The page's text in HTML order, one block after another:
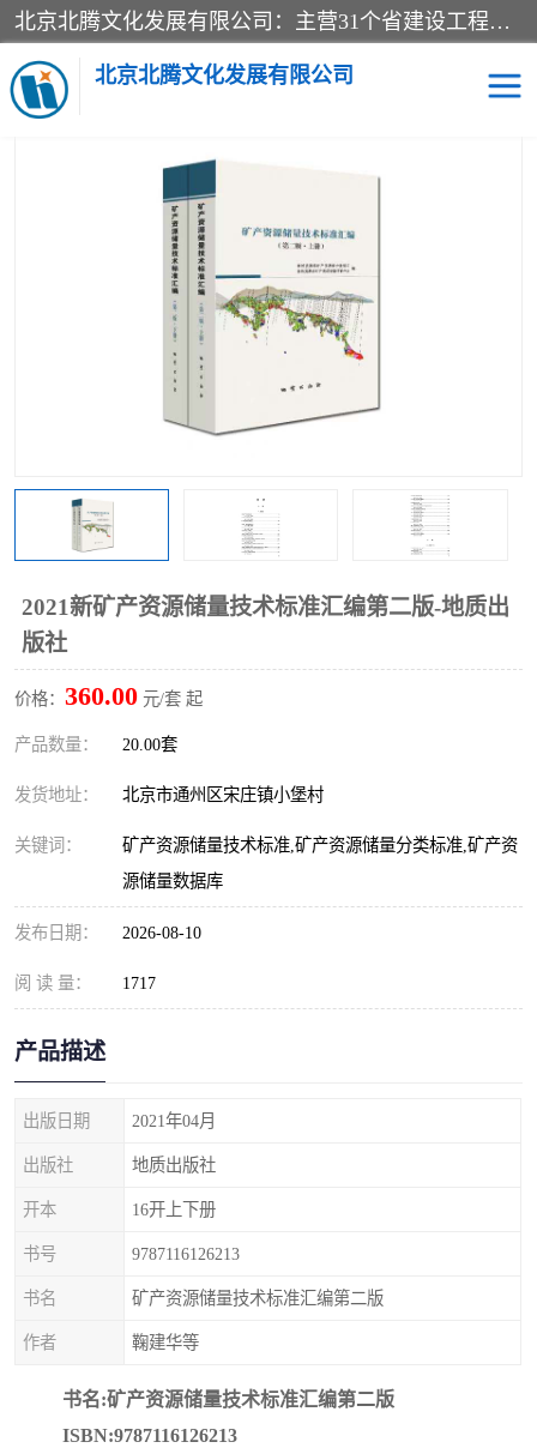
北京北腾文化发展有限公司：主营31个省建设工程预算书,工程预算软件,工程计价依据,工程造价定额,工程量清单计价定额,建设工程量消耗量定额,各行业工程预算定额,铁路定额,电力定额,矿山定额,*,黄金定额,钢铁企业检修定额,中石化安装检修定额,煤矿图书,医院书籍等.诚信的经营，在发展的同时公司不忘不断总结不断优化为客户的服务，和一如既往的热情赢得了新老客户的极高评价及青睐。
北京北腾文化发展有限公司
当前位置：首页>供应商机>标准图书> 2021新矿产资源储量技术
标准汇编第二版-地质出版社
2021新矿产资源储量技术标准汇编第二版-地质出
版社
价格： 360.00 元/套 起
产品数量： 20.00套
发货地址： 北京市通州区宋庄镇小堡村
关键词：
矿产资源储量技术标准,矿产资源储量分类标准,矿产资
源储量数据库
发布日期： 2026-08-10
阅 读 量： 1717
产品描述
出版日期 2021年04月
出版社 地质出版社
开本 16开上下册
书号 9787116126213
书名 矿产资源储量技术标准汇编第二版
作者 鞠建华等
书名:矿产资源储量技术标准汇编第二版
ISBN:9787116126213
煤矿图书
铁路建设工程预算定额
电力行业工程预算定额 石油化工安装预算定额
新石油化工检修定额
石油建设安装工程预算定 长输管道工程检修维修预
山东省工程预算定额
电网技改,拆除,检修定额 炼油化工计价依据定额
信息通信建设工程预算定
额
火力发电机组检修定额
湖北建设工程消耗量定额
煤炭建设工程预算定额 钢铁检修工程预算定额
黄金矿山工程预算定额 冶金工业矿山建设工程预
算定额2
冶金工业建设工程预算定
额
人防工程预算定额
电子工程概预算定额
疏浚工程预算定额
福建建设工程预算定额
辽宁省工程计价定额
锅炉及压力容器规范国际
性规范ASME
广东省建设工程预算定额
湖北省建设工程预算定额